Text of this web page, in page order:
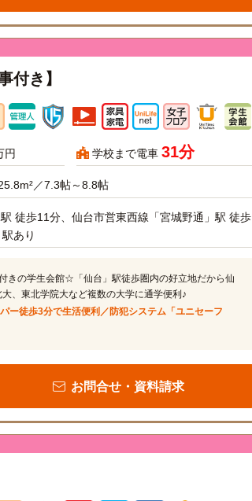
付き】
円 学校まで電車 31分
／7.3帖～8.8帖
駅 徒歩11分、仙台市営東西線「宮城野通」駅 徒歩
あり
きの学生会館☆「仙台」駅徒歩圏内の好立地だから仙
、東北学院大など複数の大学に通学便利♪
ー徒歩3分で生活便利／防犯システム「ユニセーフ
お問合せ・資料請求